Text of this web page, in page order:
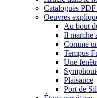
Catalogues
Oeuvres
Au bout
Il marche
Comme
Tempus
Une
Plaisance
Port de